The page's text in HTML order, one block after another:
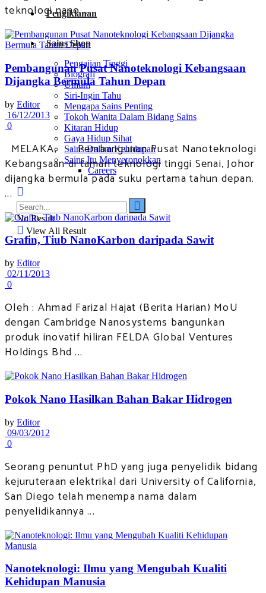
Pengiklanan
Sains Shop
Pengajian Tinggi
Biografi
Umum
Siri-Ingin Tahu
Mengapa Sains Penting
Tokoh Wanita Dalam Bidang Sains
Kitaran Hidup
Gaya Hidup Sihat
Sains Dalam Kehidupan
Sains Itu Menyeronokkan
Careers
No Result
View All Result
teknologi nano ...
Pembangunan Pusat Nanoteknologi Kebangsaan
Dijangka Bermula Tahun Depan
by Editor
16/12/2013
0
MELAKA, -- Pembangunan Pusat Nanoteknologi
Kebangsaan di taman teknologi tinggi Senai, Johor
dijangka bermula pada suku pertama tahun depan.
...
Grafin, Tiub NanoKarbon daripada Sawit
by Editor
02/11/2013
0
Oleh : Ahmad Farizal Hajat (Berita Harian) MoU
dengan Cambridge Nanosystems bangunkan
produk inovatif hiliran FELDA Global Ventures
Holdings Bhd ...
Pokok Nano Hasilkan Bahan Bakar Hidrogen
by Editor
09/03/2012
0
Seorang penuntut PhD yang juga penyelidik bidang
kejuruteraan elektrikal dari University of California,
San Diego telah menempa nama dalam
penyelidikannya ...
Nanoteknologi: Ilmu yang Mengubah Kualiti
Kehidupan Manusia